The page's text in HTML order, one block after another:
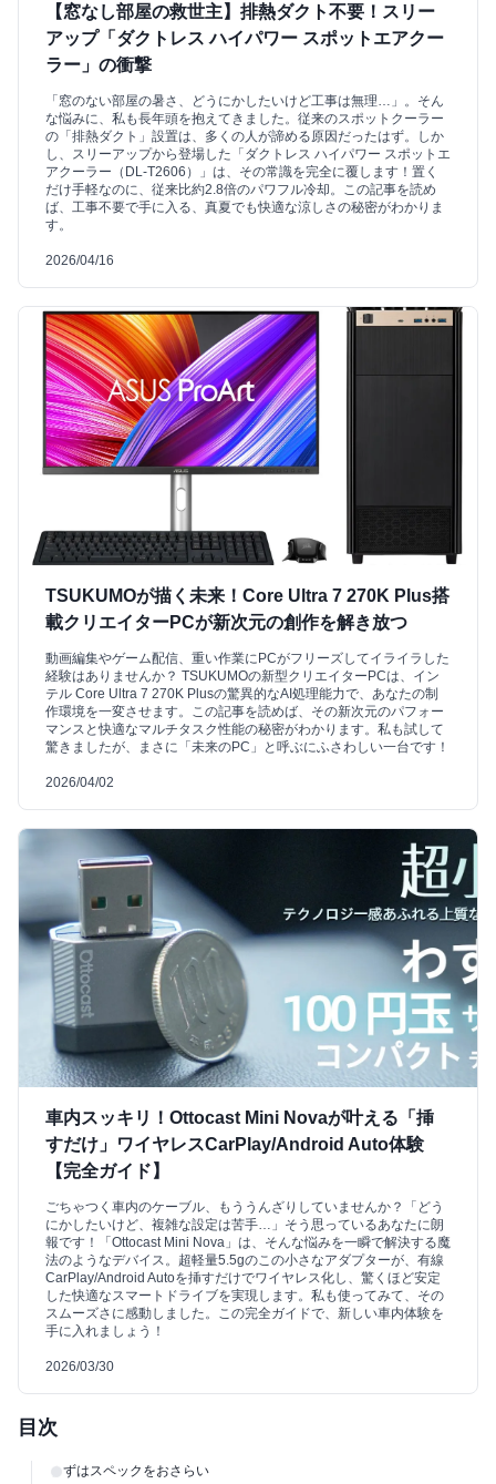
【窓なし部屋の救世主】排熱ダクト不要！スリー
アップ「ダクトレス ハイパワー スポットエアクー
ラー」の衝撃
「窓のない部屋の暑さ、どうにかしたいけど工事は無理…」。そん
な悩みに、私も長年頭を抱えてきました。従来のスポットクーラー
の「排熱ダクト」設置は、多くの人が諦める原因だったはず。しか
し、スリーアップから登場した「ダクトレス ハイパワー スポットエ
アクーラー（DL-T2606）」は、その常識を完全に覆します！置く
だけ手軽なのに、従来比約2.8倍のパワフル冷却。この記事を読め
ば、工事不要で手に入る、真夏でも快適な涼しさの秘密がわかりま
す。
2026/04/16
TSUKUMOが描く未来！Core Ultra 7 270K Plus搭
載クリエイターPCが新次元の創作を解き放つ
動画編集やゲーム配信、重い作業にPCがフリーズしてイライラした
経験はありませんか？ TSUKUMOの新型クリエイターPCは、イン
テル Core Ultra 7 270K Plusの驚異的なAI処理能力で、あなたの制
作環境を一変させます。この記事を読めば、その新次元のパフォー
マンスと快適なマルチタスク性能の秘密がわかります。私も試して
驚きましたが、まさに「未来のPC」と呼ぶにふさわしい一台です！
2026/04/02
車内スッキリ！Ottocast Mini Novaが叶える「挿
すだけ」ワイヤレスCarPlay/Android Auto体験
【完全ガイド】
ごちゃつく車内のケーブル、もううんざりしていませんか？「どう
にかしたいけど、複雑な設定は苦手…」そう思っているあなたに朗
報です！「Ottocast Mini Nova」は、そんな悩みを一瞬で解決する魔
法のようなデバイス。超軽量5.5gのこの小さなアダプターが、有線
CarPlay/Android Autoを挿すだけでワイヤレス化し、驚くほど安定
した快適なスマートドライブを実現します。私も使ってみて、その
スムーズさに感動しました。この完全ガイドで、新しい車内体験を
手に入れましょう！
2026/03/30
目次
まずはスペックをおさらい